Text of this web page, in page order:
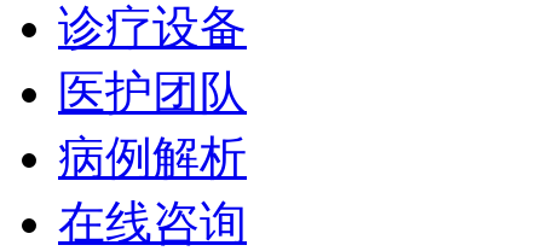
诊疗设备
医护团队
病例解析
在线咨询